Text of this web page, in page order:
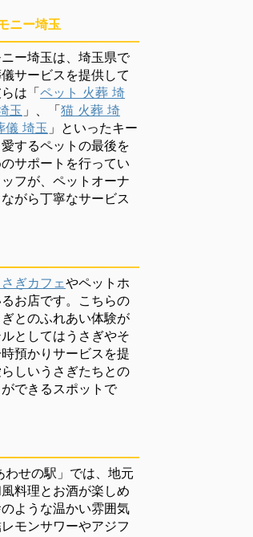
ニー埼玉
ー埼玉は、埼玉県で
サービスを提供して
は「ペット 火葬 埼
玉 」、「猫 火葬 埼
儀 埼玉 」といったキー
するペットの最後を
サポートを行ってい
フが、ペットオーナ
がら丁寧なサービス
さぎカフェやペットホ
お店です。こちらの
とのふれあい体験が
としてはうさぎやそ
預かりサービスを提
しいうさぎたちとの
できるスポットで
わせの駅」では、地元
料理とお酒が楽しめ
ような温かい雰囲気
モンサワーやアジフ